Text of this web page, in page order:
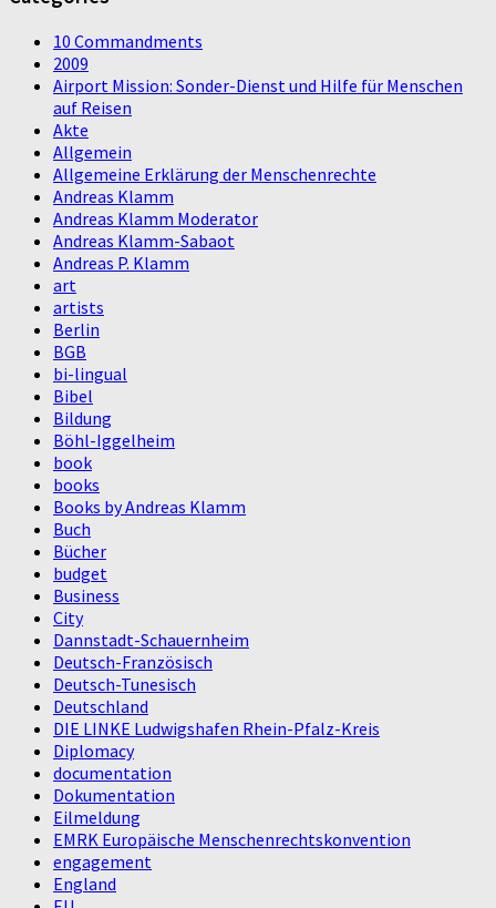
10 Commandments
2009
Airport Mission: Sonder-Dienst und Hilfe für Menschen
auf Reisen
Akte
Allgemein
Allgemeine Erklärung der Menschenrechte
Andreas Klamm
Andreas Klamm Moderator
Andreas Klamm-Sabaot
Andreas P. Klamm
art
artists
Berlin
BGB
bi-lingual
Bibel
Bildung
Böhl-Iggelheim
book
books
Books by Andreas Klamm
Buch
Bücher
budget
Business
City
Dannstadt-Schauernheim
Deutsch-Französisch
Deutsch-Tunesisch
Deutschland
DIE LINKE Ludwigshafen Rhein-Pfalz-Kreis
Diplomacy
documentation
Dokumentation
Eilmeldung
EMRK Europäische Menschenrechtskonvention
engagement
England